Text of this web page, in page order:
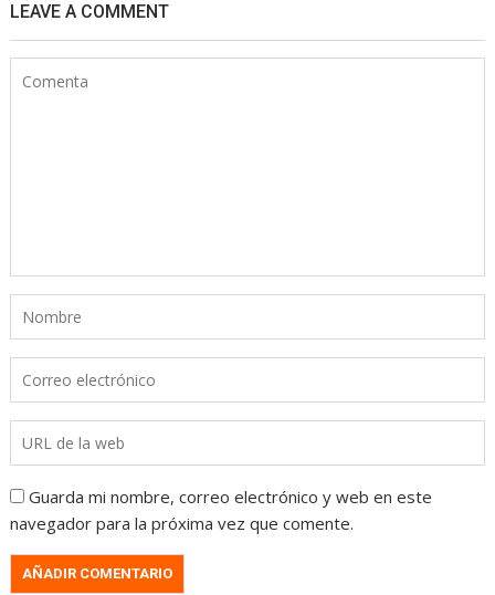
LEAVE A COMMENT
Guarda mi nombre, correo electrónico y web en este
navegador para la próxima vez que comente.